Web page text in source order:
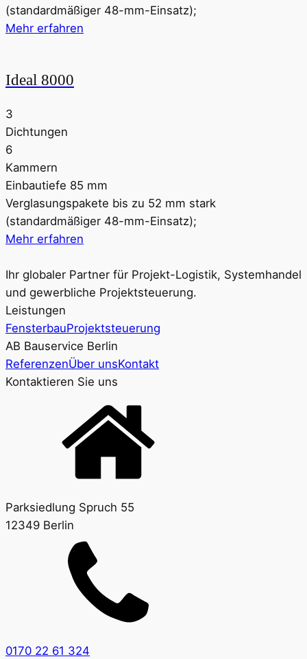
(standardmäßiger 48-mm-Einsatz);
Mehr erfahren
Ideal 8000
3
Dichtungen
6
Kammern
Einbautiefe 85 mm
Verglasungspakete bis zu 52 mm stark
(standardmäßiger 48-mm-Einsatz);
Mehr erfahren
Ihr globaler Partner für Projekt-Logistik, Systemhandel
und gewerbliche Projektsteuerung.
Leistungen
FensterbauProjektsteuerung
AB Bauservice Berlin
ReferenzenÜber unsKontakt
Kontaktieren Sie uns
Parksiedlung Spruch 55
12349 Berlin
0170 22 61 324